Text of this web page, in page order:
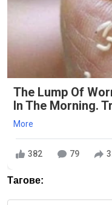
The Lump Of
In The Morning.
More
382 79
Тагове: